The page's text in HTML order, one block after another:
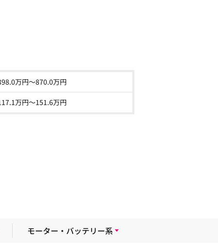
万円～870.0万円
万円〜151.6万円
モーター・バッテリー系